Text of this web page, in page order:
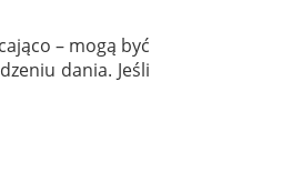
– mogą być
dania. Jeśli